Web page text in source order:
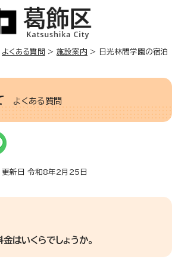
よくある質問 > 施設案内 > 日光林間学園の宿泊
よくある質問
新日 令和8年2月25日
はいくらでしょうか。